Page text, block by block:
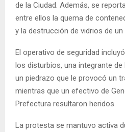
de la Ciudad. Además, se
entre ellos la quema de
y la destrucción de vidrios de un
El operativo de seguridad
los disturbios, una integrante
un piedrazo que le provocó un
mientras que un efectivo de
Prefectura resultaron heridos.
La protesta se mantuvo activa